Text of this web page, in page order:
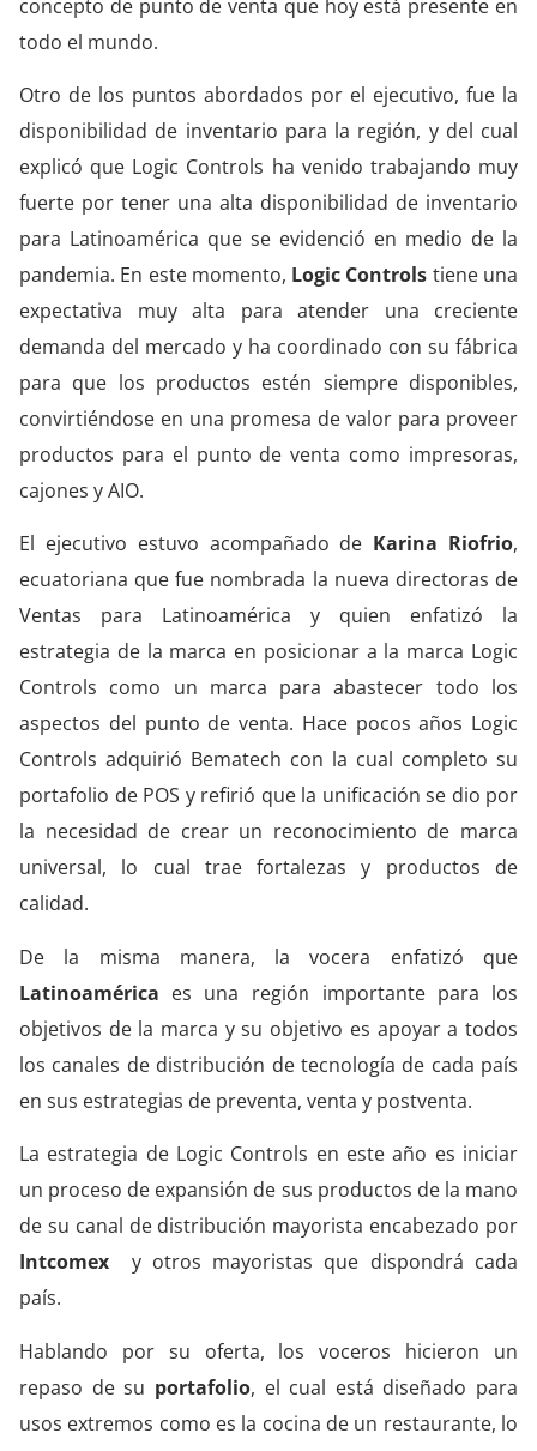
concepto de punto de venta que hoy está presente en
todo el mundo.
Otro de los puntos abordados por el ejecutivo, fue la
disponibilidad de inventario para la región, y del cual
explicó que Logic Controls ha venido trabajando muy
fuerte por tener una alta disponibilidad de inventario
para Latinoamérica que se evidenció en medio de la
pandemia. En este momento, Logic Controls tiene una
expectativa muy alta para atender una creciente
demanda del mercado y ha coordinado con su fábrica
para que los productos estén siempre disponibles,
convirtiéndose en una promesa de valor para proveer
productos para el punto de venta como impresoras,
cajones y AIO.
El ejecutivo estuvo acompañado de Karina Riofrio,
ecuatoriana que fue nombrada la nueva directoras de
Ventas para Latinoamérica y quien enfatizó la
estrategia de la marca en posicionar a la marca Logic
Controls como un marca para abastecer todo los
aspectos del punto de venta. Hace pocos años Logic
Controls adquirió Bematech con la cual completo su
portafolio de POS y refirió que la unificación se dio por
la necesidad de crear un reconocimiento de marca
universal, lo cual trae fortalezas y productos de
calidad.
De la misma manera, la vocera enfatizó que
Latinoamérica es una región importante para los
objetivos de la marca y su objetivo es apoyar a todos
los canales de distribución de tecnología de cada país
en sus estrategias de preventa, venta y postventa.
La estrategia de Logic Controls en este año es iniciar
un proceso de expansión de sus productos de la mano
de su canal de distribución mayorista encabezado por
Intcomex y otros mayoristas que dispondrá cada
país.
Hablando por su oferta, los voceros hicieron un
repaso de su portafolio, el cual está diseñado para
usos extremos como es la cocina de un restaurante, lo